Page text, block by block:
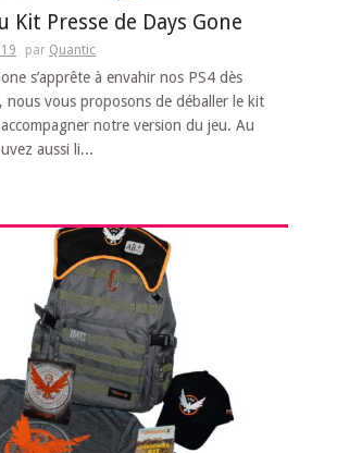
Kit Presse de Days Gone
par Quantic
s’apprête à envahir nos PS4 dès
nous vous proposons de déballer le kit
notre version du jeu. Au
aussi li...